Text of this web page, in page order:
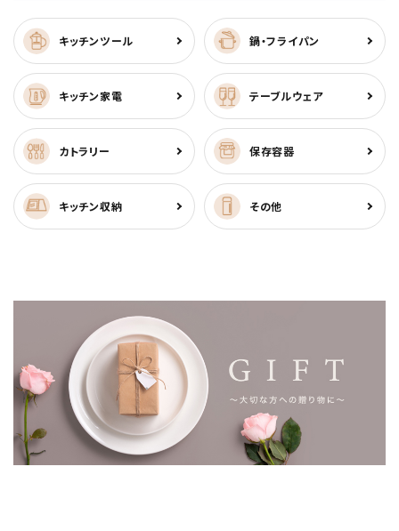
キッチンツール 鍋・フライパン
キッチン家電 テーブルウェア
カトラリー 保存容器
キッチン収納 その他